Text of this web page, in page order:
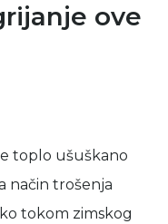
ove
toplo ušuškano
način trošenja
tokom zimskog